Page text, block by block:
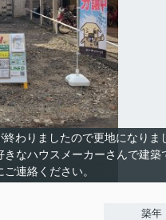
わりましたので更地になりま
なハウスメーカーさんで建築
連絡ください。
築年